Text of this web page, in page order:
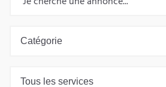
Catégorie
Tous les services